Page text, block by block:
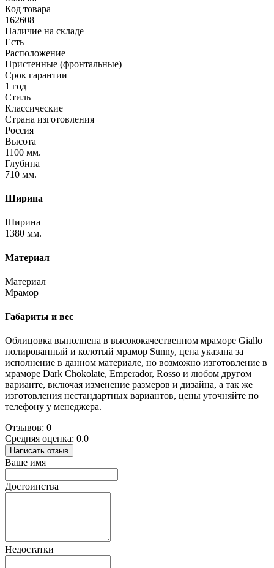
Код товара
162608
Наличие на складе
Есть
Расположение
Пристенные (фронтальные)
Срок гарантии
1 год
Стиль
Классические
Страна изготовления
Россия
Высота
1100 мм.
Глубина
710 мм.
Ширина
Ширина
1380 мм.
Материал
Материал
Мрамор
Габариты и вес
Облицовка выполнена в высококачественном мраморе Giallo
полированный и колотый мрамор Sunny, цена указана за
исполнение в данном материале, но возможно изготовление в
мраморе Dark Chokolate, Emperador, Rosso и любом другом
варианте, включая изменение размеров и дизайна, а так же
изготовления нестандартных вариантов, цены уточняйте по
телефону у менеджера.
Отзывов: 0
Средняя оценка: 0.0
Написать отзыв
Ваше имя
Достоинства
Недостатки